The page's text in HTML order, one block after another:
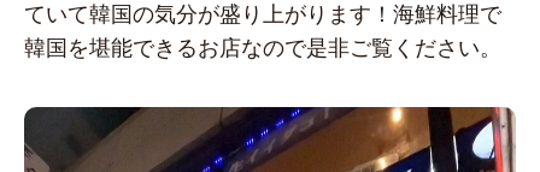
ていて韓国の気分が盛り上がります！海鮮料理で
韓国を堪能できるお店なので是非ご覧ください。